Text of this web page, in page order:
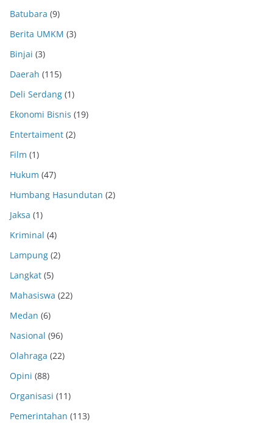
Batubara (9)
Berita UMKM (3)
Binjai (3)
Daerah (115)
Deli Serdang (1)
Ekonomi Bisnis (19)
Entertaiment (2)
Film (1)
Hukum (47)
Humbang Hasundutan (2)
Jaksa (1)
Kriminal (4)
Lampung (2)
Langkat (5)
Mahasiswa (22)
Medan (6)
Nasional (96)
Olahraga (22)
Opini (88)
Organisasi (11)
Pemerintahan (113)